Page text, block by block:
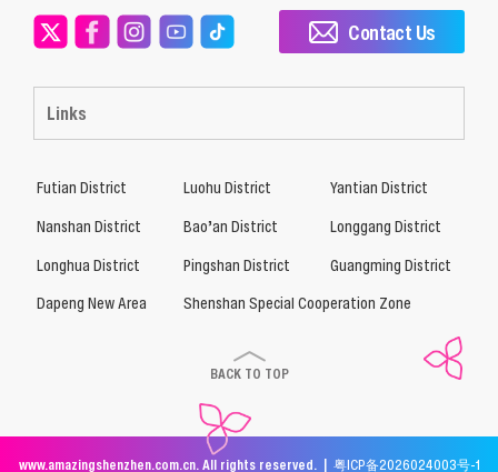
Links
Contact Us
Futian District Luohu District
Yantian District
Nanshan District
Bao’an District
Longgang District
Longhua District
Pingshan District
Guangming District
Dapeng New Area
Shenshan Special Cooperation Zone
BACK TO TOP
www.amazingshenzhen.com.cn. All rights reserved. | 粤ICP备2026024003号-1